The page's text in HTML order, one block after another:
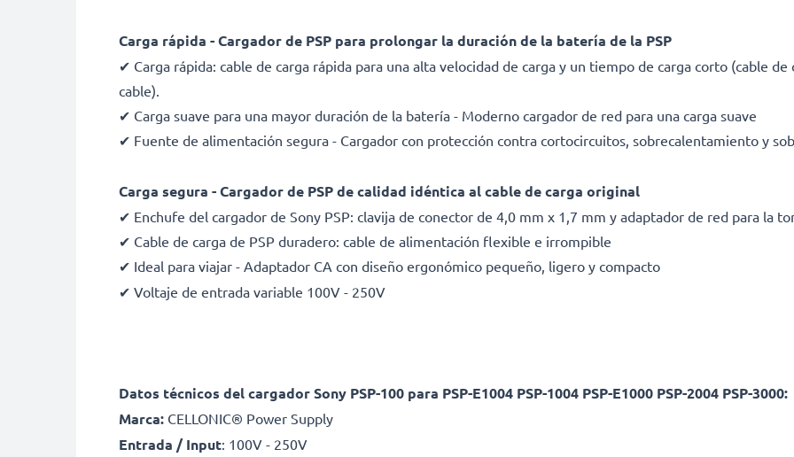
Carga rápida - Cargador de PSP para prolongar la duración de la batería de la PSP
✔ Carga rápida: cable de carga rápida para una alta velocidad de carga y un tiempo de carga corto (cable
cable).
✔ Carga suave para una mayor duración de la batería - Moderno cargador de red para una carga suave
✔ Fuente de alimentación segura - Cargador con protección contra cortocircuitos, sobrecalentamiento y
Carga segura - Cargador de PSP de calidad idéntica al cable de carga original
✔ Enchufe del cargador de Sony PSP: clavija de conector de 4,0 mm x 1,7 mm y adaptador de red para la
✔ Cable de carga de PSP duradero: cable de alimentación flexible e irrompible
✔ Ideal para viajar - Adaptador CA con diseño ergonómico pequeño, ligero y compacto
✔ Voltaje de entrada variable 100V - 250V
Datos técnicos del cargador Sony PSP-100 para PSP-E1004 PSP-1004 PSP-E1000 PSP-2004 PSP-3000:
Marca: CELLONIC® Power Supply
Entrada / Input: 100V - 250V